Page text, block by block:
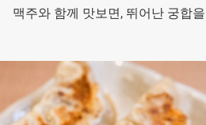
맥주와 함께 맛보면, 뛰어난 궁합